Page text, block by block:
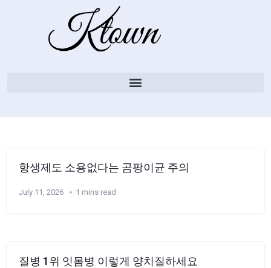
항생제도 소용없다는 곰팡이균 주의
July 11, 2026 1 mins read
질병 1위 잇몸병 이렇게 양치질하세요